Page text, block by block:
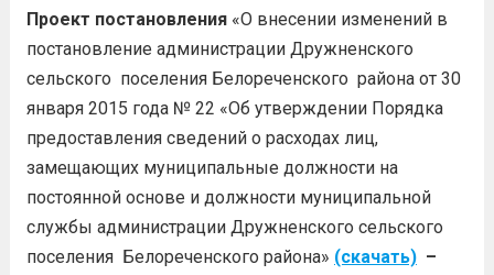
Проект постановления«О внесении изменений в
постановление администрации Дружненского
сельского поселения Белореченского района от 30
января 2015 года № 22 «Об утверждении Порядка
предоставления сведений о расходах лиц,
замещающих муниципальные должности на
постоянной основе и должности муниципальной
службы администрации Дружненского сельского
поселения Белореченского района» (скачать)–